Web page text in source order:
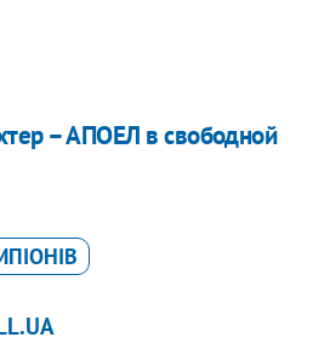
– АПОЕЛ в свободной